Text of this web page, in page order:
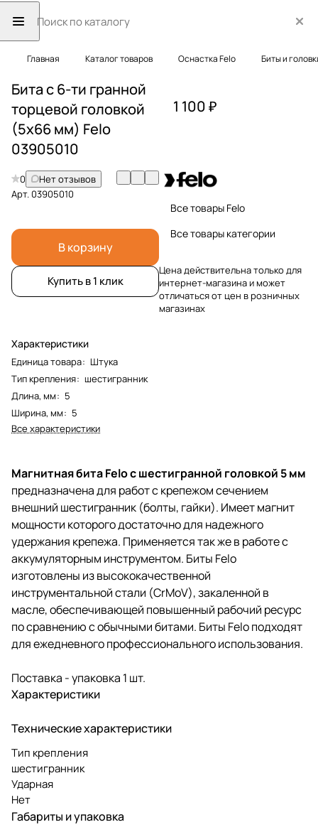
Главная Каталог товаров Оснастка Felo Биты и
Бита с 6-ти гранной
торцевой головкой
(5х66 мм) Felo
03905010
0
Нет отзывов
Арт.03905010
В корзину
Купить в 1 клик
Характеристики
Единица товара: Штука
Тип крепления: шестигранник
Длина, мм: 5
Ширина, мм: 5
Все характеристики
1 100 ₽
Все товары Felo
Все товары категории
Цена действительна только для
интернет-магазина и может
отличаться от цен в розничных
магазинах
Магнитная бита Felo с шестигранной головкой 5 мм
предназначена для работ с крепежом сечением
внешний шестигранник (болты, гайки). Имеет магнит
мощности которого достаточно для надежного
удержания крепежа. Применяется так же в работе с
аккумуляторным инструментом. Биты Felo
изготовлены из высококачественной
инструментальной стали (CrMoV), закаленной в
масле, обеспечивающей повышенный рабочий ресурс
по сравнению с обычными битами. Биты Felo подходят
для ежедневного профессионального использования.
Поставка - упаковка 1 шт.
Характеристики
Технические характеристики
Тип крепления
шестигранник
Ударная
Нет
Габариты и упаковка